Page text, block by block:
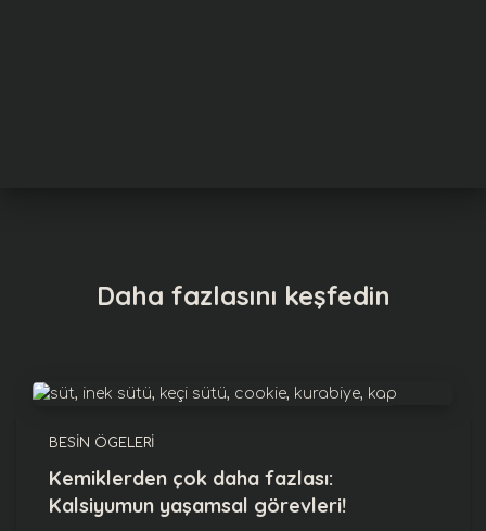
Daha fazlasını keşfedin
BESIN ÖGELERI
Kemiklerden çok daha fazlası:
Kalsiyumun yaşamsal görevleri!